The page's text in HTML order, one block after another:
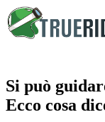
Si può
Ecco cosa